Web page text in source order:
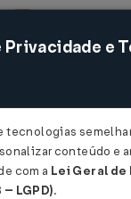
e
tecnologias
conteúdo e
com a Lei Geral de
LGPD).